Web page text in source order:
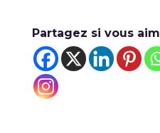
Partagez si vous